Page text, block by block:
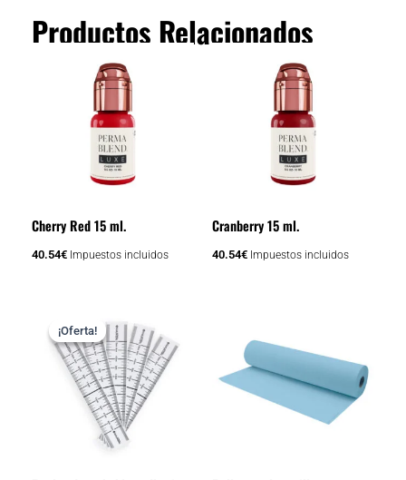
Productos Relacionados
Cherry Red 15 ml.
40.54€ Impuestos incluidos
Cranberry 15 ml.
40.54€ Impuestos incluidos
¡Oferta!
¡Oferta!
precio
original
era:
21.78€.
precio
actual
es:
18.15€.